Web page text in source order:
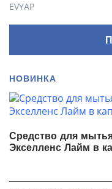
EVYAP
НОВИНКА
Средство для
Экселленс Лайм в